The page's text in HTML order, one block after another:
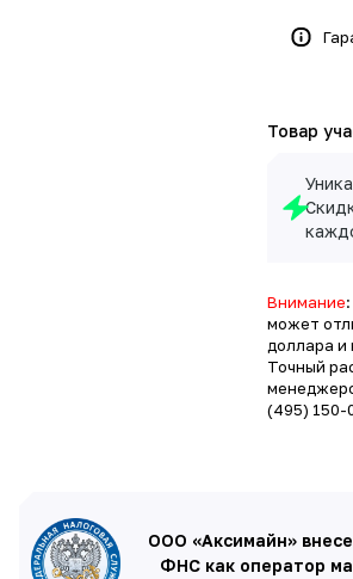
Товар
Внимание
может
доллара и
Точный
(495) 150-
ООО «Аксимайн»
ФНС как оператор